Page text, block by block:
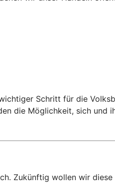
Schritt für die
die Möglichkeit, sich und
Zukünftig wollen wir